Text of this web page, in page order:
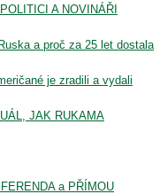
A NOVINÁŘI
a proč za 25 let dostala
je zradili a vydali
JAK RUKAMA
a PŘÍMOU